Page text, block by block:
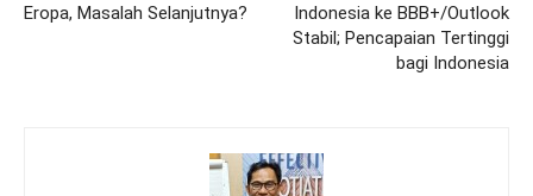
Eropa, Masalah Selanjutnya?
Indonesia ke BBB+/Outlook
Stabil; Pencapaian Tertinggi
bagi Indonesia